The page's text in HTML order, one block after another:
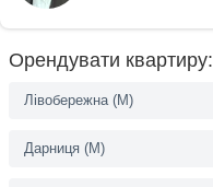
забезпечують багато
вид на територію комплексу.
всією необхідною технікою
проживання. ЖК Комфорт
Орендувати
Лівобережна (M)
Дарниця (M)